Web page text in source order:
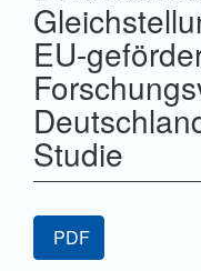
EU-
Studie
Artikel-
Sidebar
PDF